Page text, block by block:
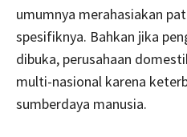
umumnya merahasiakan
spesifiknya. Bahkan jika
dibuka, perusahaan
multi-nasional karena
sumberdaya manusia.